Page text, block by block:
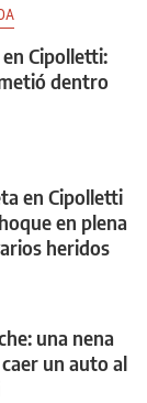
Cipolletti:
dentro
en Cipolletti
en plena
heridos
una nena
un auto al